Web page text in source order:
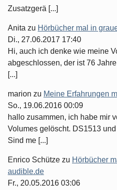
Zusatzgerä [...]
Anita zu Hörbücher mal in
Di., 27.06.2017 17:40
Hi, auch ich denke wie meine
abgeschlossen, der ist 76
[...]
marion zu Meine Erfahrungen
So., 19.06.2016 00:09
hallo zusammen, ich habe mir
Volumes gelöscht. DS1513
Sind me [...]
Enrico Schütze zu Hörbücher
audible.de
Fr., 20.05.2016 03:06